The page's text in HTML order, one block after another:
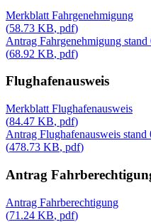
Merkblatt Fahrgenehmigung
(58.73 KB, pdf)
Antrag Fahrgenehmigung
(68.92 KB, pdf)
Flughafenausweis
Merkblatt Flughafenausweis
(84.47 KB, pdf)
Antrag Flughafenausweis
(478.73 KB, pdf)
Antrag
Antrag Fahrberechtigung
(71.24 KB, pdf)